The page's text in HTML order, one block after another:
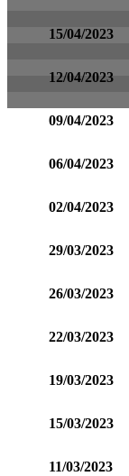
15/04/2023
12/04/2023
09/04/2023
06/04/2023
02/04/2023
29/03/2023
26/03/2023
22/03/2023
19/03/2023
15/03/2023
11/03/2023